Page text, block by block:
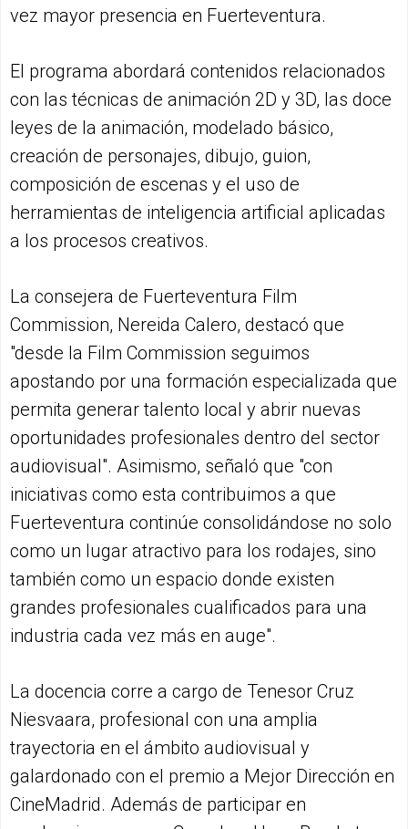
vez mayor presencia en Fuerteventura.
El programa abordará contenidos relacionados
con las técnicas de animación 2D y 3D, las doce
leyes de la animación, modelado básico,
creación de personajes, dibujo, guion,
composición de escenas y el uso de
herramientas de inteligencia artificial aplicadas
a los procesos creativos.
La consejera de Fuerteventura Film
Commission, Nereida Calero, destacó que
"desde la Film Commission seguimos
apostando por una formación especializada que
permita generar talento local y abrir nuevas
oportunidades profesionales dentro del sector
audiovisual". Asimismo, señaló que "con
iniciativas como esta contribuimos a que
Fuerteventura continúe consolidándose no solo
como un lugar atractivo para los rodajes, sino
también como un espacio donde existen
grandes profesionales cualificados para una
industria cada vez más en auge".
La docencia corre a cargo de Tenesor Cruz
Niesvaara, profesional con una amplia
trayectoria en el ámbito audiovisual y
galardonado con el premio a Mejor Dirección en
CineMadrid. Además de participar en